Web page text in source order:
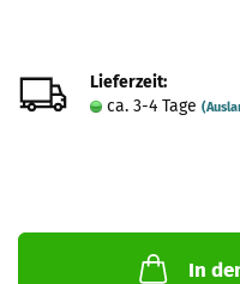
Lieferzeit:
ca. 3-4 Tage
In